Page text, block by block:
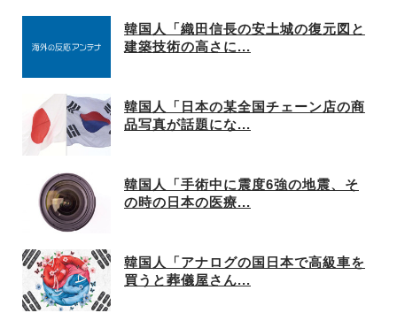
韓国人「織田信長の安土城の復元図と
建築技術の高さに...
韓国人「日本の某全国チェーン店の商
品写真が話題にな...
韓国人「手術中に震度6強の地震、そ
の時の日本の医療...
韓国人「アナログの国日本で高級車を
買うと葬儀屋さん...